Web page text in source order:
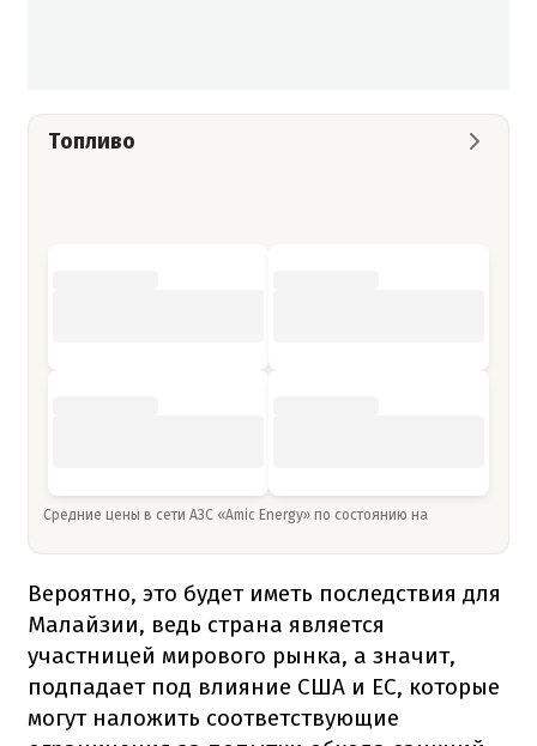
Топливо
Средние цены в сети АЗС «Amic Energy» по состоянию на
Вероятно, это будет иметь последствия для
Малайзии, ведь страна является
участницей мирового рынка, а значит,
подпадает под влияние США и ЕС, которые
могут наложить соответствующие